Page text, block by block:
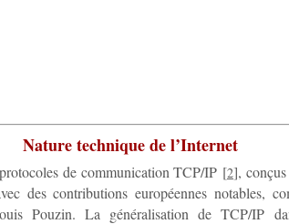
Nature technique de l’Internet
de communication TCP/IP [2],
des contributions européennes notables,
Pouzin. La généralisation de TCP/IP